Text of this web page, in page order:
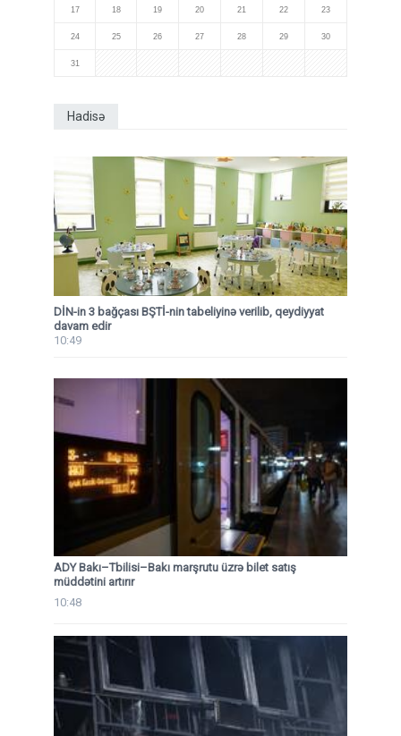
17 18 19 20 21 22 23
24 25 26 27 28 29 30
31
Hadisə
DİN-in 3 bağçası BŞTİ-nin tabeliyinə verilib, qeydiyyat
davam edir
10:49
ADY Bakı–Tbilisi–Bakı marşrutu üzrə bilet satış
müddətini artırır
10:48